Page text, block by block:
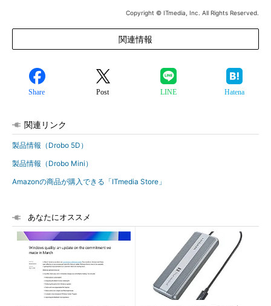
Copyright © ITmedia, Inc. All Rights Reserved.
関連情報
Share Post LINE Hatena
関連リンク
製品情報（Drobo 5D）
製品情報（Drobo Mini）
Amazonの商品が購入できる「ITmedia Store」
あなたにオススメ